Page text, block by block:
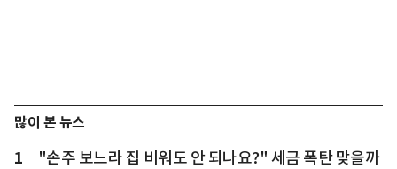
많이 본 뉴스
1
"손주 보느라 집 비워도 안 되나요?" 세금 폭탄 맞을까